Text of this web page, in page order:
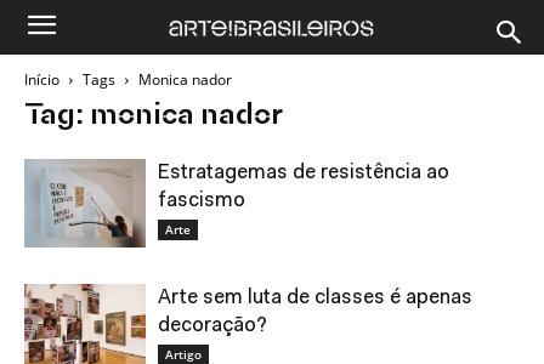
Início Tags Monica nador
Tag: monica nador
Estratagemas de resistência ao
fascismo
Arte
Arte sem luta de classes é apenas
decoração?
Artigo